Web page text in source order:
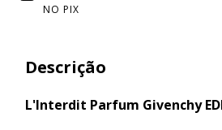
NO PIX
Descrição
L'Interdit Parfum Givenchy